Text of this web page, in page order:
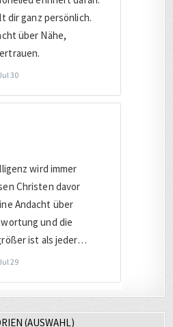
(AUSWAHL)